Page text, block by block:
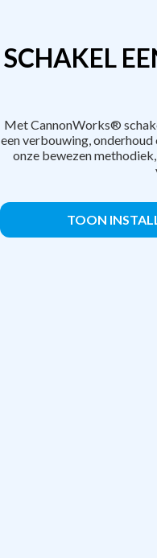
SCHAKEL
Met CannonWorks®
een verbouwing,
onze bewezen
TOON